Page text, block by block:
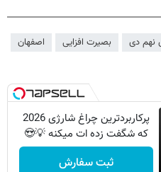
نهم دی بصیرت افزایی اصفهان
پرکاربردترین چراغ شارژی 2026
که شگفت زده ات میکنه 💡😍
ثبت سفارش